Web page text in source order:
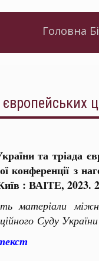
Головна
та тріада
конференції з
: ВАІТЕ, 2023.
матеріали
Суду